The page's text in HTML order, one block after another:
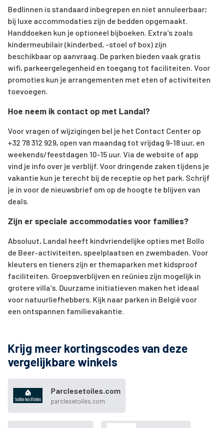
Bedlinnen is standaard inbegrepen en niet annuleerbaar;
bij luxe accommodaties zijn de bedden opgemaakt.
Handdoeken kun je optioneel bijboeken. Extra's zoals
kindermeubilair (kinderbed, -stoel of box) zijn
beschikbaar op aanvraag. De parken bieden vaak gratis
wifi, parkeergelegenheid en toegang tot faciliteiten. Voor
promoties kun je arrangementen met eten of activiteiten
toevoegen.
Hoe neem ik contact op met Landal?
Voor vragen of wijzigingen bel je het Contact Center op
+32 78 312 929, open van maandag tot vrijdag 9-18 uur, en
weekends/feestdagen 10-15 uur. Via de website of app
vind je info over je verblijf. Voor dringende zaken tijdens je
vakantie kun je terecht bij de receptie op het park. Schrijf
je in voor de nieuwsbrief om op de hoogte te blijven van
deals.
Zijn er speciale accommodaties voor families?
Absoluut, Landal heeft kindvriendelijke opties met Bollo
de Beer-activiteiten, speelplaatsen en zwembaden. Voor
kleuters en tieners zijn er themaparken met kidsproof
faciliteiten. Groepsverblijven en reünies zijn mogelijk in
grotere villa's. Duurzame initiatieven maken het ideaal
voor natuurliefhebbers. Kijk naar parken in België voor
een ontspannen familievakantie.
Krijg meer kortingscodes van deze
vergelijkbare winkels
Parclesetoiles.com
parclesetoiles.com